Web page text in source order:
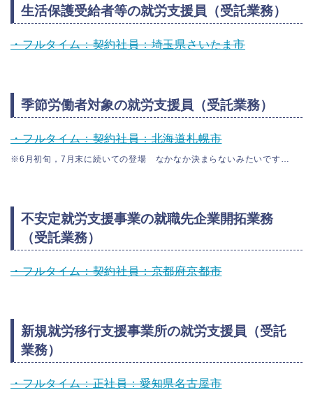
生活保護受給者等の就労支援員（受託業務）
・フルタイム：契約社員：埼玉県さいたま市
季節労働者対象の就労支援員（受託業務）
・フルタイム：契約社員：北海道札幌市
※6月初旬，7月末に続いての登場 なかなか決まらないみたいです…
不安定就労支援事業の就職先企業開拓業務
（受託業務）
・フルタイム：契約社員：京都府京都市
新規就労移行支援事業所の就労支援員（受託
業務）
・フルタイム：正社員：愛知県名古屋市